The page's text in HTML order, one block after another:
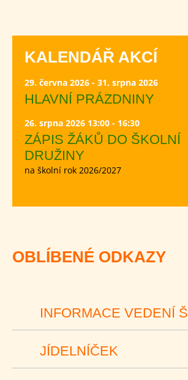
KALENDÁŘ AKCÍ
29. června 2026 - 31. srpna 2026
HLAVNÍ PRÁZDNINY
26. srpna 2026 13:00 - 16:30
ZÁPIS ŽÁKŮ DO ŠKOLNÍ
DRUŽINY
na školní rok 2026/2027
OBLÍBENÉ ODKAZY
INFORMACE VEDENÍ
JÍDELNÍČEK